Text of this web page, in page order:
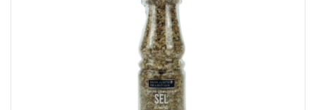
En savoir plus